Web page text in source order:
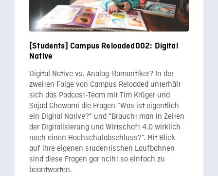
[Students] Campus Reloaded002: Digital
Native
Digital Native vs. Analog-Romantiker? In der
zweiten Folge von Campus Reloaded unterhält
sich das Podcast-Team mit Tim Krüger und
Sajad Ghawami die Fragen “Was ist eigentlich
ein Digital Native?” und “Braucht man in Zeiten
der Digitalisierung und Wirtschaft 4.0 wirklich
noch einen Hochschulabschluss?”. Mit Blick
auf ihre eigenen studentischen Laufbahnen
sind diese Fragen gar nciht so einfach zu
beantworten.